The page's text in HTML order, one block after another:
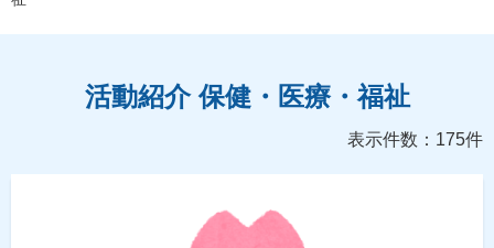
活動紹介 保健・医療・福祉
表示件数：175件